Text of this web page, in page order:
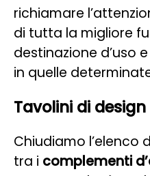
richiamare
di tutta la migliore
destinazione d’uso
in quelle
Tavolini di design
Chiudiamo l’elenco
tra i complementi